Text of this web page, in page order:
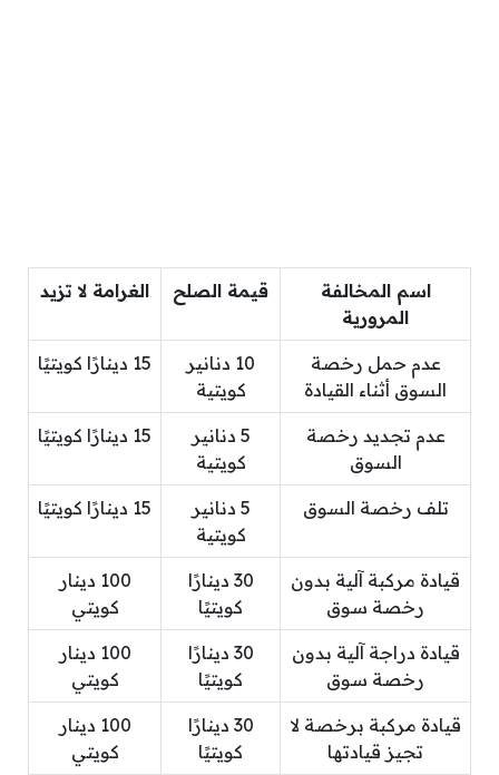
اسم المخالفة
المرورية
قيمة الصلح الغرامة لا تزيد
عدم حمل رخصة
السوق أثناء القيادة
10 دنانير
كويتية
15 دينارًا كويتيًا
عدم تجديد رخصة
السوق
5 دنانير
كويتية
15 دينارًا كويتيًا
تلف رخصة السوق
5 دنانير
كويتية
15 دينارًا كويتيًا
قيادة مركبة آلية بدون
رخصة سوق
30 دينارًا
كويتيًا
100 دينار
كويتي
قيادة دراجة آلية بدون
رخصة سوق
30 دينارًا
كويتيًا
100 دينار
كويتي
قيادة مركبة برخصة لا
تجيز قيادتها
30 دينارًا
كويتيًا
100 دينار
كويتي